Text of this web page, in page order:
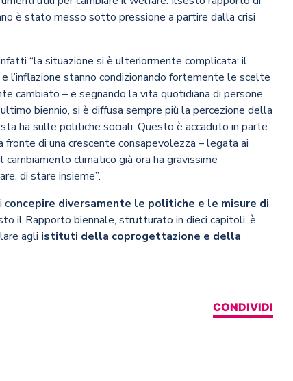
è stato messo sotto pressione a partire dalla crisi
“la situazione si è ulteriormente complicata: il
l’inflazione stanno condizionando fortemente le scelte
cambiato – e segnando la vita quotidiana di persone,
biennio, si è diffusa sempre più la percezione della
ha sulle politiche sociali. Questo è accaduto in parte
fronte di una crescente consapevolezza – legata ai
climatico già ora ha gravissime
di stare insieme”.
concepire diversamente le politiche e le misure di
il Rapporto biennale, strutturato in dieci capitoli, è
agli istituti della coprogettazione e della
CONDIVIDI